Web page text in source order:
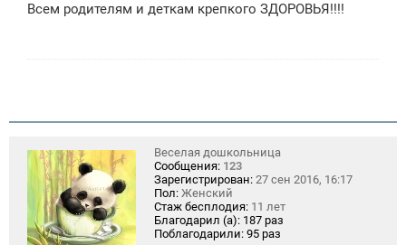
б
Всем родителям и деткам крепкого ЗДОРОВЬЯ!!!!
Веселая дошкольница
Сообщения: 123
Зарегистрирован: 27 сен 2016, 16:17
Пол: Женский
Стаж бесплодия: 11 лет
Благодарил (а): 187 раз
Поблагодарили: 95 раз